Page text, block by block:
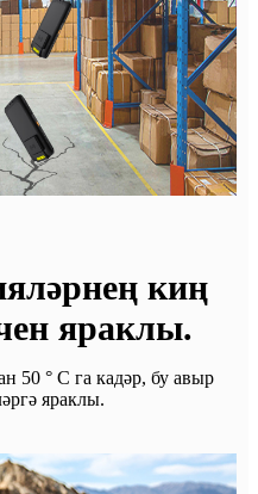
киң
яраклы.
50 ° C га кадәр, бу авыр
яраклы.